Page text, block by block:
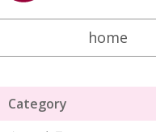
home
Category